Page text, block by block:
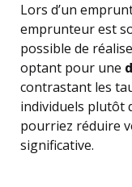
Lors d’un
emprunteur est
possible de
optant pour une
contrastant les
individuels plutôt
pourriez réduire
significative.